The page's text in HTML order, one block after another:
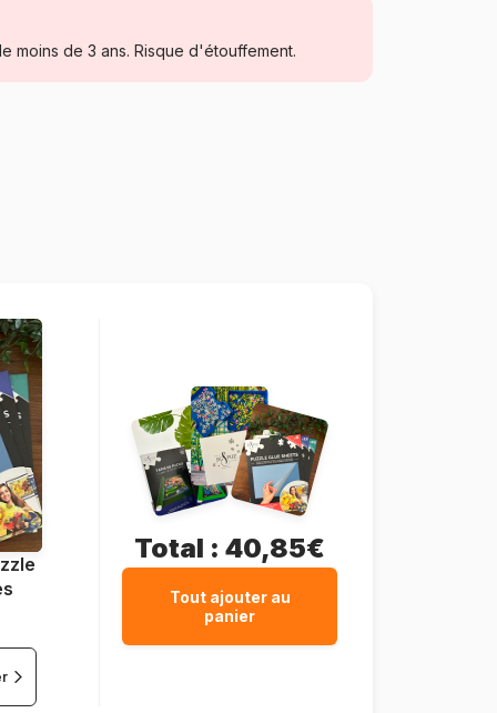
à partir de 6 ans (50 à 100 pièces)
moins de 3 ans. Risque d'étouffement.
Total : 40,85€
Tout ajouter au
panier